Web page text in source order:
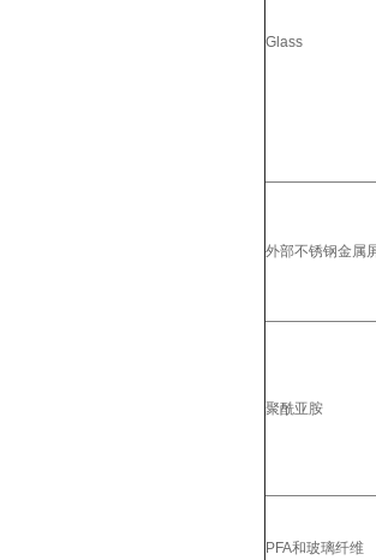
Glass
外部不锈钢金属
聚酰亚胺
PFA和玻璃纤维